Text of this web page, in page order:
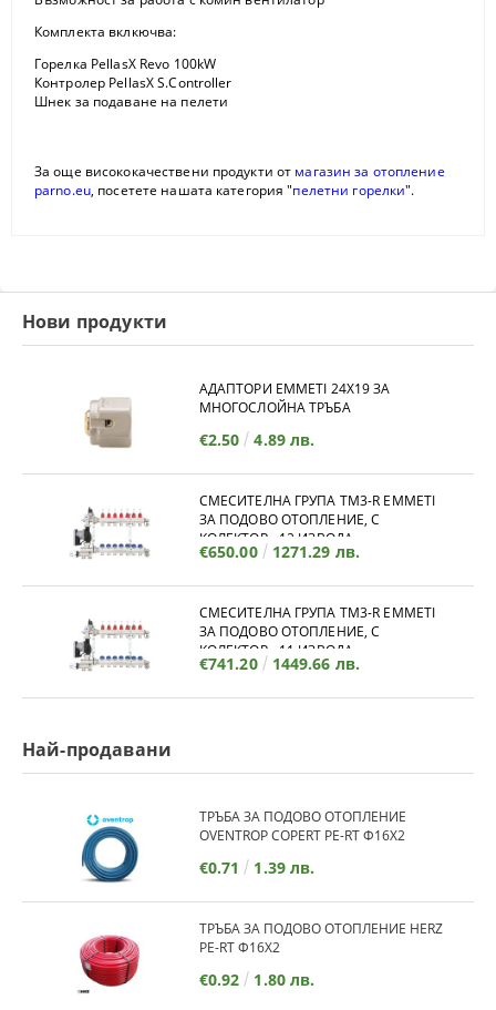
Комплекта вклкючва:
Горелка PellasX Revo 100kW
Контролер PellasX S.Controller
Шнек за подаване на пелети
За още висококачествени продукти от магазин за отопление
parno.eu, посетете нашата категория "пелетни горелки".
Нови продукти
АДАПТОРИ EMMETI 24X19 ЗА
МНОГОСЛОЙНА ТРЪБА
€2.50 4.89 лв.
СМЕСИТЕЛНА ГРУПА TM3-R EMMETI
ЗА ПОДОВО ОТОПЛЕНИЕ, С
КОЛЕКТОР - 12 ИЗВОДА
€650.00 1271.29 лв.
СМЕСИТЕЛНА ГРУПА TM3-R EMMETI
ЗА ПОДОВО ОТОПЛЕНИЕ, С
КОЛЕКТОР - 11 ИЗВОДА
€741.20 1449.66 лв.
Най-продавани
ТРЪБА ЗА ПОДОВО ОТОПЛЕНИЕ
OVENTROP COPERT PE-RT Ф16Х2
€0.71 1.39 лв.
ТРЪБА ЗА ПОДОВО ОТОПЛЕНИЕ HERZ
PE-RT Ф16Х2
€0.92 1.80 лв.